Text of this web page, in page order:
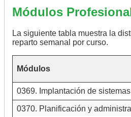
Módulos
La siguiente tabla muestra la
reparto semanal por curso.
Módulos
0369. Implantación de
0370. Planificación y